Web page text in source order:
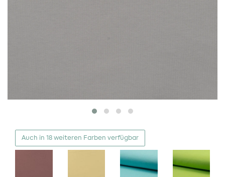
Auch in 18 weiteren Farben verfügbar